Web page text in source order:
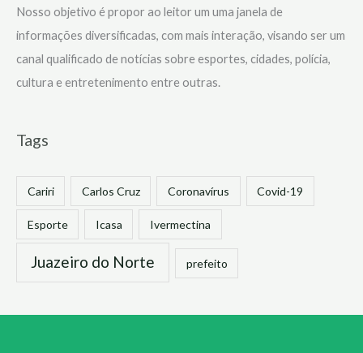
Nosso objetivo é propor ao leitor um uma janela de
informações diversificadas, com mais interação, visando ser um
canal qualificado de notícias sobre esportes, cidades, polícia,
cultura e entretenimento entre outras.
Tags
Cariri Carlos Cruz Coronavírus Covid-19
Esporte Icasa Ivermectina
Juazeiro do Norte prefeito